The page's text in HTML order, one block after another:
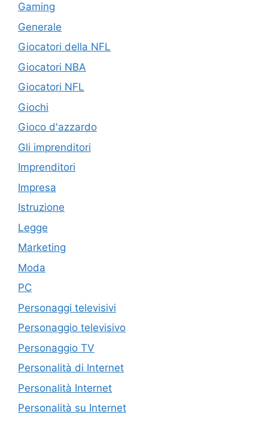
Gaming
Generale
Giocatori della NFL
Giocatori NBA
Giocatori NFL
Giochi
Gioco d'azzardo
Gli imprenditori
Imprenditori
Impresa
Istruzione
Legge
Marketing
Moda
PC
Personaggi televisivi
Personaggio televisivo
Personaggio TV
Personalità di Internet
Personalità Internet
Personalità su Internet